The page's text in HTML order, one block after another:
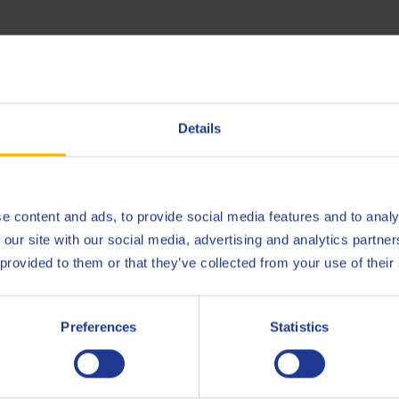
Details
content and ads, to provide social media features and to
site with our social media, advertising and analytics
to them or that they’ve collected from your use of
Preferences Statistics
cradle-to-gate (Q8Oils blending plant Antwerpen), van Q8
de positieve invloed op het milieu, de handafdruk, van dit
DAF
(300.000 km) Iveco 18-
MAN 341